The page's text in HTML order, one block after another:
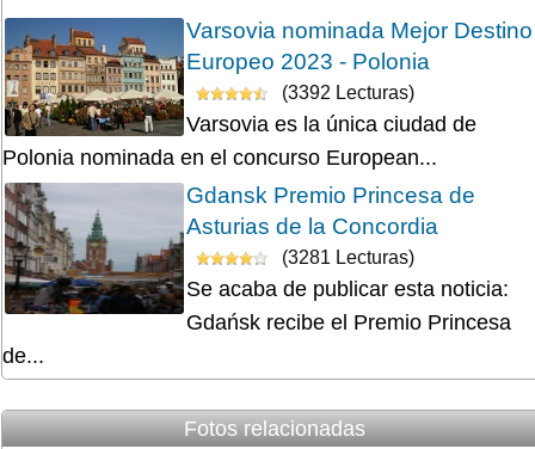
Varsovia nominada Mejor Destino
Europeo 2023 - Polonia
(3392 Lecturas)
Varsovia es la única ciudad de
Polonia nominada en el concurso European...
Gdansk Premio Princesa de
Asturias de la Concordia
(3281 Lecturas)
Se acaba de publicar esta noticia:
Gdańsk recibe el Premio Princesa
de...
Fotos relacionadas